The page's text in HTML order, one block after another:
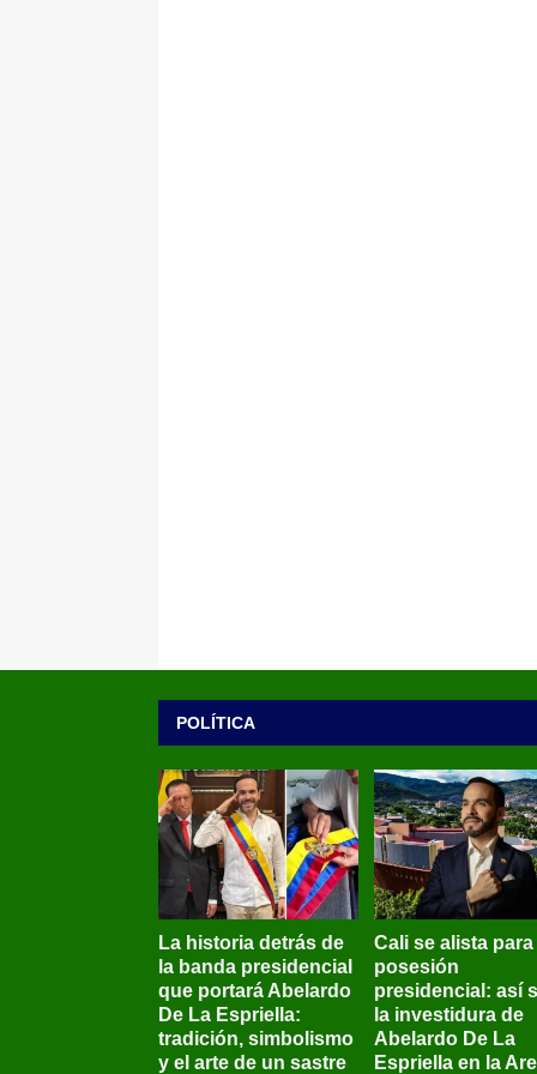
POLÍTICA
La historia detrás de
la banda presidencial
que portará Abelardo
De La Espriella:
tradición, simbolismo
y el arte de un sastre
Cali se alista para
posesión
presidencial: así
la investidura de
Abelardo De La
Espriella en la